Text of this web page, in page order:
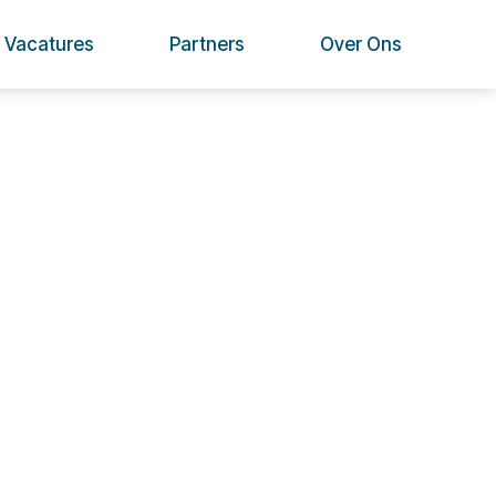
Vacatures Partners Over Ons